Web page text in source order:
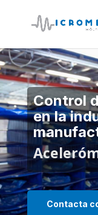
Control
en la
Contacta